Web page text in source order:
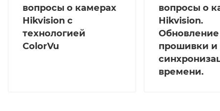
вопросы о камерах
Hikvision с
технологией
ColorVu
вопросы о
Hikvision.
Обновление
прошивки и
времени.